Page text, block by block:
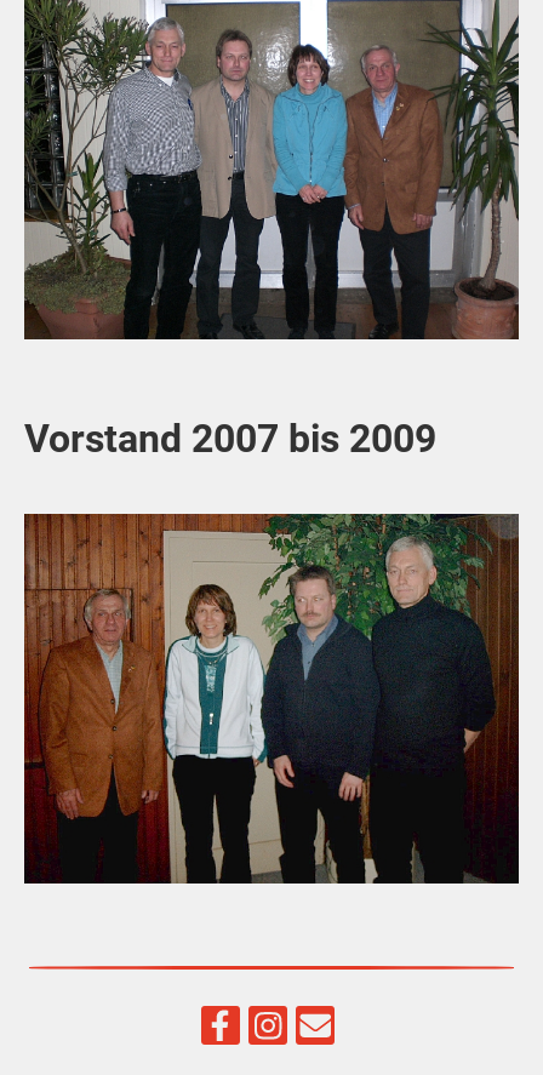
Vorstand 2007 bis 2009